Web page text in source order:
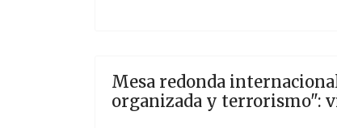
Mesa redonda
organizada y terrorismo":